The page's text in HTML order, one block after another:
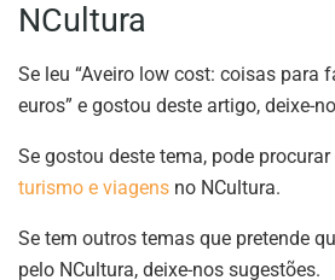
NCultura
Se leu “Aveiro low cost: coisas para
euros” e gostou deste artigo, deixe-
Se gostou deste tema, pode
turismo e viagens no NCultura.
Se tem outros temas que pretende
pelo NCultura, deixe-nos sugestões.